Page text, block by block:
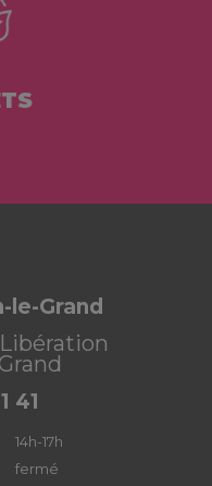
le-Grand
41
14h-17h
fermé